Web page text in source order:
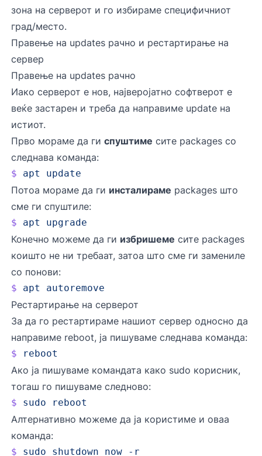
зона на серверот и го избираме специфичниот
град/место.
Правење на updates рачно и рестартирање на
сервер
Правење на updates рачно
Иако серверот е нов, најверојатно софтверот е
веќе застарен и треба да направиме update на
истиот.
Прво мораме да ги спуштиме сите packages со
следнава команда:
$ apt update
Потоа мораме да ги инсталираме packages што
сме ги спуштиле:
$ apt upgrade
Конечно можеме да ги избришеме сите packages
коишто не ни требаат, затоа што сме ги замениле
со понови:
$ apt autoremove
Рестартирање на серверот
За да го рестартираме нашиот сервер односно да
направиме reboot, ја пишуваме следнава команда:
$ reboot
Ако ја пишуваме командата како sudo корисник,
тогаш го пишуваме следново:
$ sudo reboot
Алтернативно можеме да ја користиме и оваа
команда:
$ sudo shutdown now -r